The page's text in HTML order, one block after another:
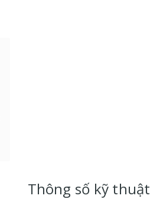
Thông số kỹ thuật